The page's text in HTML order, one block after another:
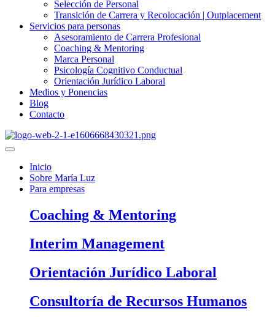
Selección de Personal
Transición de Carrera y Recolocación | Outplacement
Servicios para personas
Asesoramiento de Carrera Profesional
Coaching & Mentoring
Marca Personal
Psicología Cognitivo Conductual
Orientación Jurídico Laboral
Medios y Ponencias
Blog
Contacto
Inicio
Sobre María Luz
Para empresas
Coaching & Mentoring
Interim Management
Orientación Jurídico Laboral
Consultoría de Recursos Humanos